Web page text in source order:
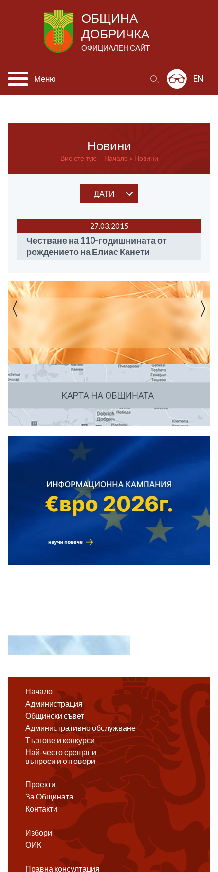
ОБЩИНА
ДОБРИЧКА
ОФИЦИАЛЕН САЙТ
Меню EN
Новини
Вие сте тук: Начало Новини
ДАТИ
27.03 2015
Честване на 110-годишнината от
рождението на Елиас Канети
Начало
Администрация
Общински съвет
Административно обслужване
Търгове и конкурси
Най-често срещани
въпроси и отговори
Проекти
За Общината
Контакти
Избори
ОИК
Правна консултация